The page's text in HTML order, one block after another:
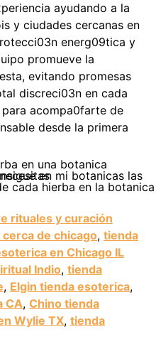
ayudando a la
y ciudades cercanas en
energ09tica y
promueve la
evitando promesas
discreci03n en cada
acompa0farte de
desde la primera
rituales y curación
cerca de chicago, tienda
en Chicago IL
Indio, tienda
, Elgin tienda esoterica,
CA, Chino tienda
Wylie TX, tienda